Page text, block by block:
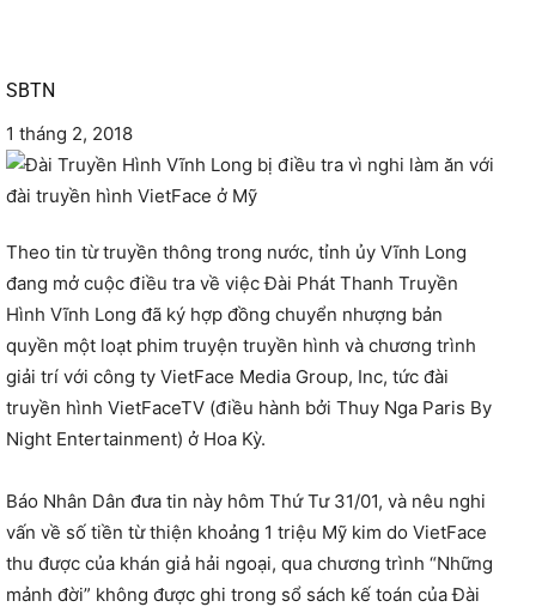
SBTN
1 tháng 2, 2018
Theo tin từ truyền thông trong nước, tỉnh ủy Vĩnh Long
đang mở cuộc điều tra về việc Đài Phát Thanh Truyền
Hình Vĩnh Long đã ký hợp đồng chuyển nhượng bản
quyền một loạt phim truyện truyền hình và chương trình
giải trí với công ty VietFace Media Group, Inc, tức đài
truyền hình VietFaceTV (điều hành bởi Thuy Nga Paris By
Night Entertainment) ở Hoa Kỳ.
Báo Nhân Dân đưa tin này hôm Thứ Tư 31/01, và nêu nghi
vấn về số tiền từ thiện khoảng 1 triệu Mỹ kim do VietFace
thu được của khán giả hải ngoại, qua chương trình “Những
mảnh đời” không được ghi trong sổ sách kế toán của Đài